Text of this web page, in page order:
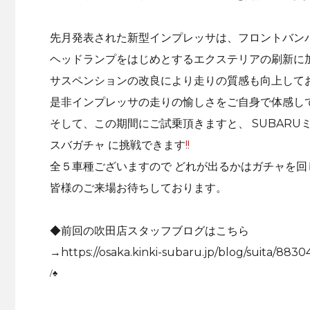
先月発表された新型インプレッサは、フロントバン
ヘッドランプをはじめとするエクステリアの刷新に
サスペンションの改良により走りの質感も向上して
是非インプレッサの走りの愉しさをご自身で体感し
そして、この期間にご試乗頂きますと、 SUBARU
スバガチャ に挑戦できます!!
全５車種ございますので どれが出るかはガチャを
皆様のご来場お待ちしております。
◆前回の吹田店スタッフブログはこちら
→ https://osaka.kinki-subaru.jp/blog/suita/
/♣